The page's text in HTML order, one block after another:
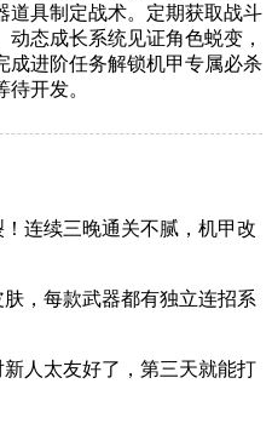
道具制定战术。定期获取战斗
态成长系统见证角色蜕变，
成进阶任务解锁机甲专属必杀
开发。
连续三晚通关不腻，机甲改
，每款武器都有独立连招系
人太友好了，第三天就能打